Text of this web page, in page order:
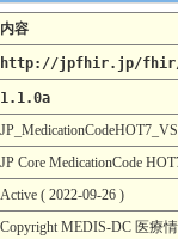
内容
http://jpfhir.jp/fhir/
1.1.0a
JP_MedicationCodeHOT7_VS
JP Core MedicationCode
Active ( 2022-09-26 )
Copyright MEDIS-DC 医療